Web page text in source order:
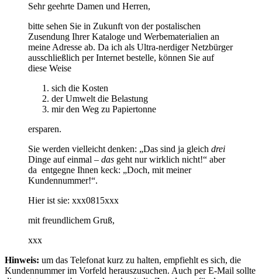
Sehr geehrte Damen und Herren,
bitte sehen Sie in Zukunft von der postalischen
Zusendung Ihrer Kataloge und Werbematerialien an
meine Adresse ab. Da ich als Ultra-nerdiger Netzbürger
ausschließlich per Internet bestelle, können Sie auf
diese Weise
sich die Kosten
der Umwelt die Belastung
mir den Weg zu Papiertonne
ersparen.
Sie werden vielleicht denken: „Das sind ja gleich drei
Dinge auf einmal – das geht nur wirklich nicht!“ aber
da entgegne Ihnen keck: „Doch, mit meiner
Kundennummer!“.
Hier ist sie: xxx0815xxx
mit freundlichem Gruß,
xxx
Hinweis: um das Telefonat kurz zu halten, empfiehlt es sich, die
Kundennummer im Vorfeld herauszusuchen. Auch per E-Mail sollte